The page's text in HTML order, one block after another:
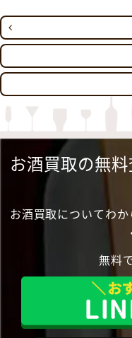
お酒買取の無
お酒買取についてわ
無料